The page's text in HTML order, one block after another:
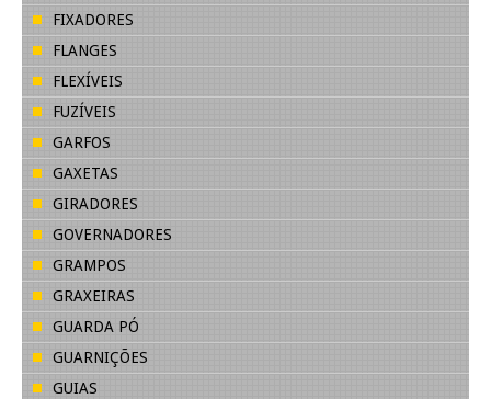
FIXADORES
FLANGES
FLEXÍVEIS
FUZÍVEIS
GARFOS
GAXETAS
GIRADORES
GOVERNADORES
GRAMPOS
GRAXEIRAS
GUARDA PÓ
GUARNIÇÕES
GUIAS